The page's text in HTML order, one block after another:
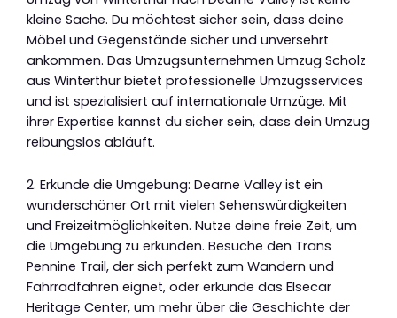
kleine Sache. Du möchtest sicher sein, dass deine
Möbel und Gegenstände sicher und unversehrt
ankommen. Das Umzugsunternehmen Umzug Scholz
aus Winterthur bietet professionelle Umzugsservices
und ist spezialisiert auf internationale Umzüge. Mit
ihrer Expertise kannst du sicher sein, dass dein Umzug
reibungslos abläuft.
2. Erkunde die Umgebung: Dearne Valley ist ein
wunderschöner Ort mit vielen Sehenswürdigkeiten
und Freizeitmöglichkeiten. Nutze deine freie Zeit, um
die Umgebung zu erkunden. Besuche den Trans
Pennine Trail, der sich perfekt zum Wandern und
Fahrradfahren eignet, oder erkunde das Elsecar
Heritage Center, um mehr über die Geschichte der